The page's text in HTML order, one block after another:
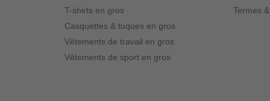
T-shirts en gros
Casquettes & tuques en gros
Vêtements de travail en gros
Vêtements de sport en gros
Termes